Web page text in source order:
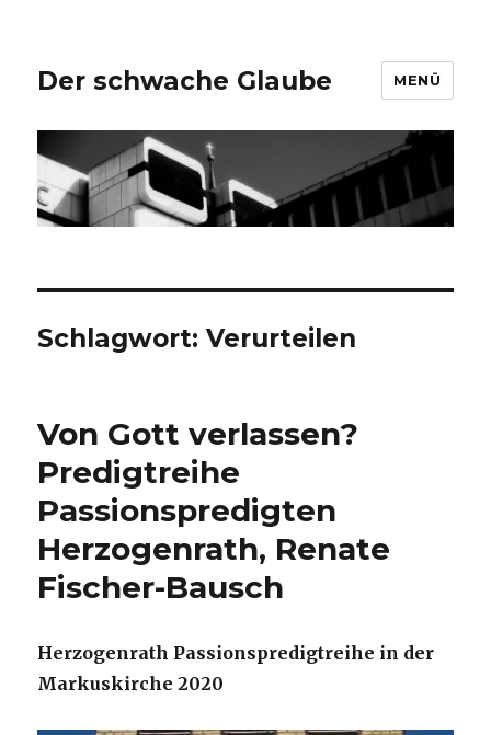
Der schwache Glaube MENÜ
Schlagwort:Verurteilen
Von Gott verlassen?
Predigtreihe
Passionspredigten
Herzogenrath, Renate
Fischer-Bausch
Herzogenrath Passionspredigtreihe in der
Markuskirche 2020